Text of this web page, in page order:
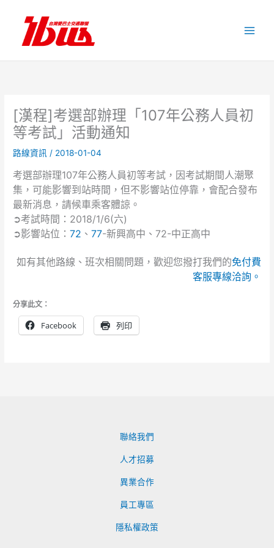
內
[漢程]考選部辦理「107年公務人員初
等考試」活動通知
路線資訊 / 2018-01-04
考選部辦理107年公務人員初等考試，因考試期間人潮聚
集，可能影響到站時間，但不影響站位停靠，會配合發布
最新消息，請候車乘客體諒。
➲考試時間：2018/1/6(六)
➲影響站位：72 、77-新興高中、72-中正高中
如有其他路線、班次相關問題，歡迎您撥打我們的免付費
客服專線洽詢。
分享此文：
Facebook 列印
聯絡我們
人才招募
異業合作
員工專區
隱私權政策